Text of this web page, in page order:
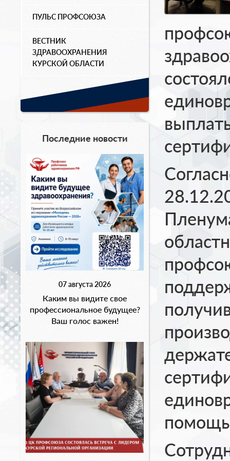
ПУЛЬС ПРОФСОЮЗА
ВЕСТНИК
ЗДРАВООХРАНЕНИЯ
КУРСКОЙ ОБЛАСТИ
Последние новости
07 августа 2026
Каким вы видите свое
профессиональное будущее?
Ваш голос важен!